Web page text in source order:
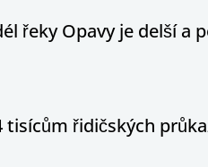
řeky Opavy je delší a
řidičských